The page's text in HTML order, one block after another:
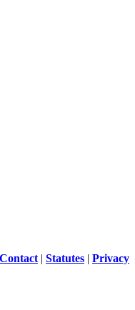
Contact | Statutes | Privacy